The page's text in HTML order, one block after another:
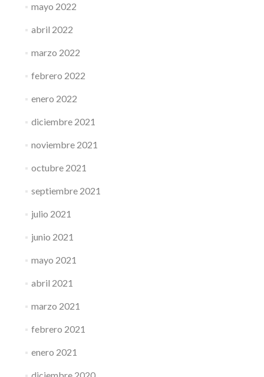
mayo 2022
abril 2022
marzo 2022
febrero 2022
enero 2022
diciembre 2021
noviembre 2021
octubre 2021
septiembre 2021
julio 2021
junio 2021
mayo 2021
abril 2021
marzo 2021
febrero 2021
enero 2021